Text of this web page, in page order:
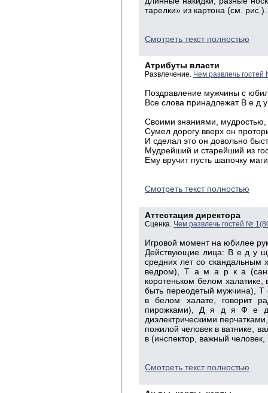
тарелки» из картона (см. рис. ).
Смотреть текст полностью
Атрибуты власти
Развлечение. Чем развлечь
Поздравление мужчины с
Все слова принадлежат В е д
Своими знаниями, мудростью,
Сумел дорогу вверх он
И сделал это он довольно
Мудрейший и старейший из
Ему вручит пусть шапочку
Смотреть текст полностью
Аттестация директора
Сценка. Чем развлечь гостей №
Игровой момент на юбилее
Действующие лица: В е д у
средних лет со скандальным
ведром), Т а м а р к а
коротеньком белом
быть переодетый мужчина),
в белом халате, говорит
пирожками), Д я д я Ф е д
диэлектрическими
пожилой человек в ватнике,
в (инспектор, важный
Смотреть текст полностью